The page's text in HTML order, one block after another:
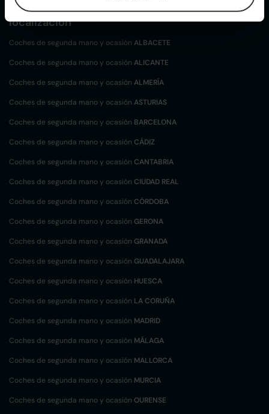
Coches desegunda mano y ocasión por
localización
Coches de segunda mano y ocasión ALBACETE
Coches de segunda mano y ocasión ALICANTE
Coches de segunda mano y ocasión ALMERÍA
Coches de segunda mano y ocasión ASTURIAS
Coches de segunda mano y ocasión BARCELONA
Coches de segunda mano y ocasión CÁDIZ
Coches de segunda mano y ocasión CANTABRIA
Coches de segunda mano y ocasión CIUDAD REAL
Coches de segunda mano y ocasión CÓRDOBA
Coches de segunda mano y ocasión GERONA
Coches de segunda mano y ocasión GRANADA
Coches de segunda mano y ocasión GUADALAJARA
Coches de segunda mano y ocasión HUESCA
Coches de segunda mano y ocasión LA CORUÑA
Coches de segunda mano y ocasión MADRID
Coches de segunda mano y ocasión MÁLAGA
Coches de segunda mano y ocasión MALLORCA
Coches de segunda mano y ocasión MURCIA
Coches de segunda mano y ocasión OURENSE